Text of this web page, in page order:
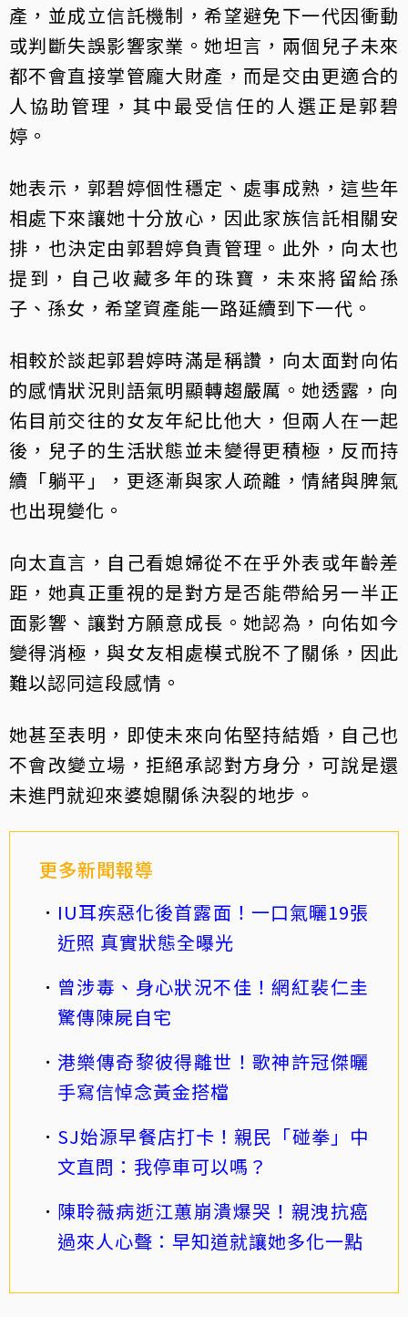
產，並成立信託機制，希望避免下一代因衝動
或判斷失誤影響家業。她坦言，兩個兒子未來
都不會直接掌管龐大財產，而是交由更適合的
人協助管理，其中最受信任的人選正是郭碧
婷。
她表示，郭碧婷個性穩定、處事成熟，這些年
相處下來讓她十分放心，因此家族信託相關安
排，也決定由郭碧婷負責管理。此外，向太也
提到，自己收藏多年的珠寶，未來將留給孫
子、孫女，希望資產能一路延續到下一代。
相較於談起郭碧婷時滿是稱讚，向太面對向佑
的感情狀況則語氣明顯轉趨嚴厲。她透露，向
佑目前交往的女友年紀比他大，但兩人在一起
後，兒子的生活狀態並未變得更積極，反而持
續「躺平」，更逐漸與家人疏離，情緒與脾氣
也出現變化。
向太直言，自己看媳婦從不在乎外表或年齡差
距，她真正重視的是對方是否能帶給另一半正
面影響、讓對方願意成長。她認為，向佑如今
變得消極，與女友相處模式脫不了關係，因此
難以認同這段感情。
她甚至表明，即使未來向佑堅持結婚，自己也
不會改變立場，拒絕承認對方身分，可說是還
未進門就迎來婆媳關係決裂的地步。
更多新聞報導
IU耳疾惡化後首露面！一口氣曬19張
近照 真實狀態全曝光
曾涉毒、身心狀況不佳！網紅裴仁圭
驚傳陳屍自宅
港樂傳奇黎彼得離世！歌神許冠傑曬
手寫信悼念黃金搭檔
SJ始源早餐店打卡！親民「碰拳」中
文直問：我停車可以嗎？
陳聆薇病逝江蕙崩潰爆哭！親洩抗癌
過來人心聲：早知道就讓她多化一點